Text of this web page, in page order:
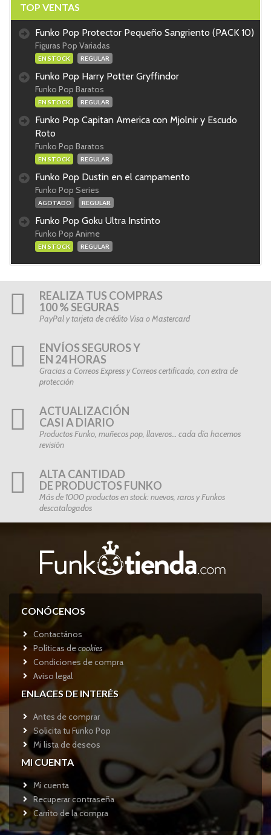
TOP VENTAS
Funko Pop Protector Pequeño Sangriento (PACK 10)
Figuras Pop Variadas
EN STOCK REGULAR
Funko Pop Harry Potter Gryffindor
Funko Pop Baratos
EN STOCK REGULAR
Funko Pop Capitan America con Mjolnir y Escudo
Roto
Funko Pop Baratos
EN STOCK REGULAR
Funko Pop Dustin en el campamento
Funko Pop Series
AGOTADO REGULAR
Funko Pop Goku Ultra Instinto
Funko Pop Anime
EN STOCK REGULAR
REALIZA TUS COMPRAS
100 % SEGURAS
PayPal y tarjeta de crédito Visa o Mastercard
ENVÍOS SEGUROS Y
EN 24 HORAS
Gracias a Correos Express y Correos certificado, con extra de
protección
ACTUALIZACIÓN
CASI A DIARIO
Productos Funko, muñecos pop, llaveros… cada día hacemos
revisión
ALTA CANTIDAD
DE PRODUCTOS FUNKO
Más de 1000 productos en stock: nuevos, raros y Funkos
descatalogados
CONÓCENOS
Contactános
Políticas decookies
Condiciones de compra
Aviso legal
ENLACES DE INTERÉS
Antes de comprar
Solicita tu Funko Pop
Mi lista de deseos
MI CUENTA
Mi cuenta
Recuperar contraseña
Carrito de la compra